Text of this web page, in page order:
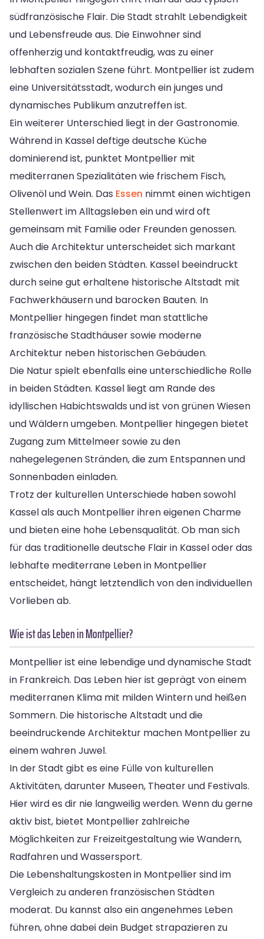
südfranzösische Flair. Die Stadt strahlt Lebendigkeit
und Lebensfreude aus. Die Einwohner sind
offenherzig und kontaktfreudig, was zu einer
lebhaften sozialen Szene führt. Montpellier ist zudem
eine Universitätsstadt, wodurch ein junges und
dynamisches Publikum anzutreffen ist.
Ein weiterer Unterschied liegt in der Gastronomie.
Während in Kassel deftige deutsche Küche
dominierend ist, punktet Montpellier mit
mediterranen Spezialitäten wie frischem Fisch,
Olivenöl und Wein. Das Essen nimmt einen wichtigen
Stellenwert im Alltagsleben ein und wird oft
gemeinsam mit Familie oder Freunden genossen.
Auch die Architektur unterscheidet sich markant
zwischen den beiden Städten. Kassel beeindruckt
durch seine gut erhaltene historische Altstadt mit
Fachwerkhäusern und barocken Bauten. In
Montpellier hingegen findet man stattliche
französische Stadthäuser sowie moderne
Architektur neben historischen Gebäuden.
Die Natur spielt ebenfalls eine unterschiedliche Rolle
in beiden Städten. Kassel liegt am Rande des
idyllischen Habichtswalds und ist von grünen Wiesen
und Wäldern umgeben. Montpellier hingegen bietet
Zugang zum Mittelmeer sowie zu den
nahegelegenen Stränden, die zum Entspannen und
Sonnenbaden einladen.
Trotz der kulturellen Unterschiede haben sowohl
Kassel als auch Montpellier ihren eigenen Charme
und bieten eine hohe Lebensqualität. Ob man sich
für das traditionelle deutsche Flair in Kassel oder das
lebhafte mediterrane Leben in Montpellier
entscheidet, hängt letztendlich von den individuellen
Vorlieben ab.
Wie ist das Leben in Montpellier?
Montpellier ist eine lebendige und dynamische Stadt
in Frankreich. Das Leben hier ist geprägt von einem
mediterranen Klima mit milden Wintern und heißen
Sommern. Die historische Altstadt und die
beeindruckende Architektur machen Montpellier zu
einem wahren Juwel.
In der Stadt gibt es eine Fülle von kulturellen
Aktivitäten, darunter Museen, Theater und Festivals.
Hier wird es dir nie langweilig werden. Wenn du gerne
aktiv bist, bietet Montpellier zahlreiche
Möglichkeiten zur Freizeitgestaltung wie Wandern,
Radfahren und Wassersport.
Die Lebenshaltungskosten in Montpellier sind im
Vergleich zu anderen französischen Städten
moderat. Du kannst also ein angenehmes Leben
führen, ohne dabei dein Budget strapazieren zu